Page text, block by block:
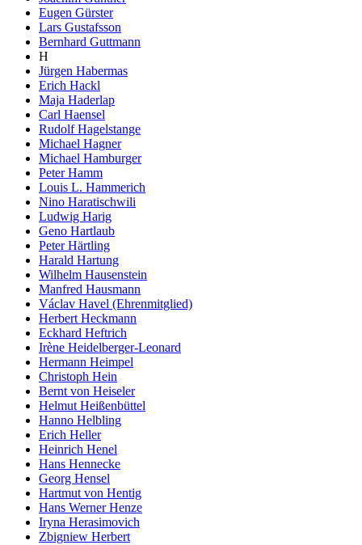
Eugen Gürster
Lars Gustafsson
Bernhard Guttmann
H
Jürgen Habermas
Erich Hackl
Maja Haderlap
Carl Haensel
Rudolf Hagelstange
Michael Hagner
Michael Hamburger
Peter Hamm
Louis L. Hammerich
Nino Haratischwili
Ludwig Harig
Geno Hartlaub
Peter Härtling
Harald Hartung
Wilhelm Hausenstein
Manfred Hausmann
Václav Havel (Ehrenmitglied)
Herbert Heckmann
Eckhard Heftrich
Irène Heidelberger-Leonard
Hermann Heimpel
Christoph Hein
Bernt von Heiseler
Helmut Heißenbüttel
Hanno Helbling
Erich Heller
Heinrich Henel
Hans Hennecke
Georg Hensel
Hartmut von Hentig
Hans Werner Henze
Iryna Herasimovich
Zbigniew Herbert